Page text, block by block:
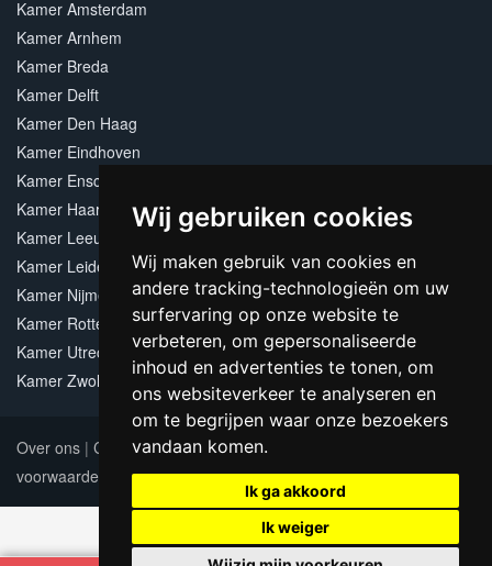
Wij gebruiken cookies
Wij maken gebruik van cookies en
andere tracking-technologieën om uw
surfervaring op onze website te
verbeteren, om gepersonaliseerde
inhoud en advertenties te tonen, om
ons websiteverkeer te analyseren en
om te begrijpen waar onze bezoekers
vandaan komen.
Ik ga akkoord
Ik weiger
Kamer Amsterdam
Kamer Arnhem
Kamer Breda
Kamer Delft
Kamer Den Haag
Kamer Eindhoven
Kamer Enschede
Kamer Haarlem
Kamer Leeuwarden
Kamer Leiden
Kamer Nijmegen
Kamer Rotterdam
Kamer Utrecht
Kamer Zwolle
Over ons | Contact|Adverteren|Sitemap
voorwaarden
Update cookies preferences